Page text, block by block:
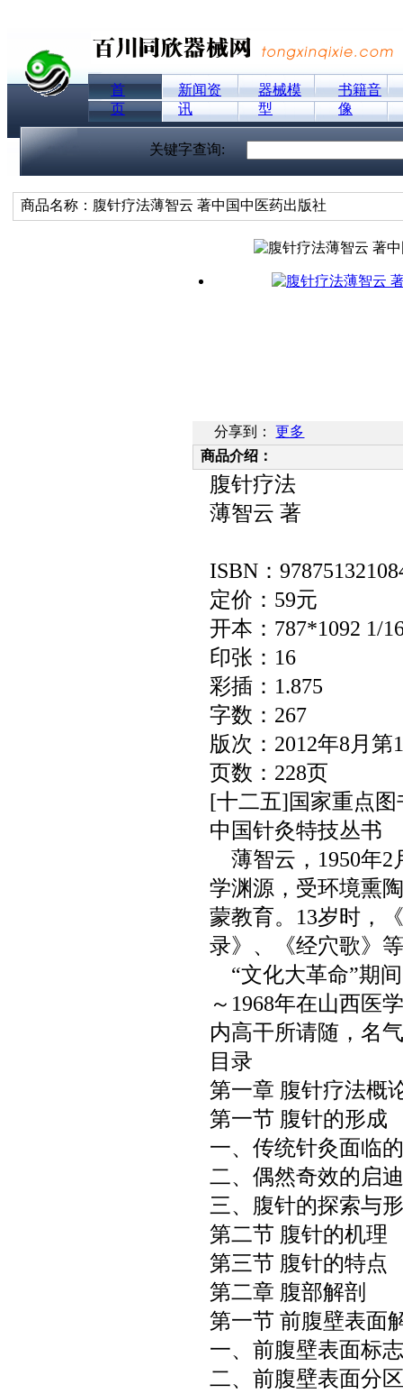
首
页
新闻资
讯
器械模
型
书籍音
像
关键字查询:
商品名称：腹针疗法薄智云 著中国中医药出版社
分享到：
更多
商品介绍：
腹针疗法
薄智云 著
ISBN ：
定价： 59元
开本： 787*1092 1/
印张： 16
彩插： 1.875
字数： 267
版次： 2012年8 月第1
页数： 228页
[十二五]国家重点
中国针灸特技丛书
薄智云， 1950年2
学渊源，受环境熏
蒙教育。 13岁时，
录》、《经穴歌》
“文化大革命”期
～ 1968年在山西医
内高干所请随，名
目录
第一章 腹针疗法概
第一节 腹针的形成
一、传统针灸面临
二、偶然奇效的启迪
三、腹针的探索与
第二节 腹针的机理
第三节 腹针的特点
第二章 腹部解剖
第一节 前腹壁表面
一、前腹壁表面标志
二、前腹壁表面分区